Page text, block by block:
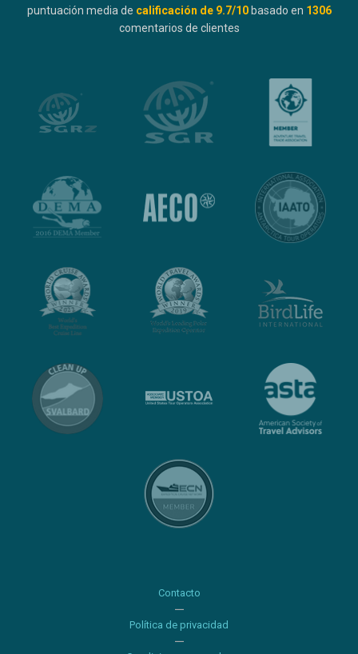
puntuación media de calificación de 9.7/10 basado en 1306
comentarios de clientes
Contacto
Política de privacidad